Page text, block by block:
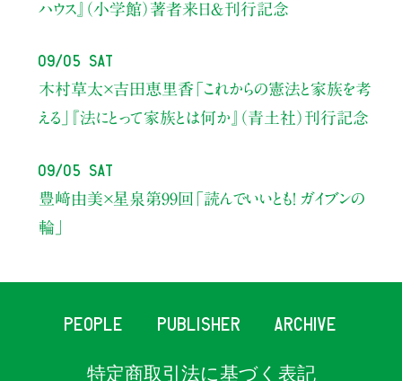
ハウス』（小学館）著者来日＆刊行記念
09/05 Sat
木村草太×吉田恵里香 「これからの憲法と家族を考
える」
『法にとって家族とは何か』（青土社）刊行記念
09/05 Sat
豊﨑由美×星泉 第99回「読んでいいとも！ ガイブンの
輪」
PEOPLE PUBLISHER ARCHIVE
特定商取引法に基づく表記